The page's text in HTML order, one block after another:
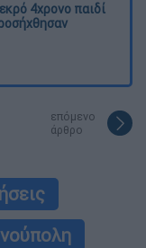
4χρονο παιδί
επόμενο
άρθρο